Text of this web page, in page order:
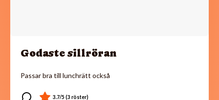
Godaste sillröran
Passar bra till lunchrätt också